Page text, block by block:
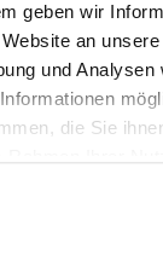
geben wir
an
und Analysen
die Sie
08.30 - 12.00 Uhr
08.30 - 12.00 Uhr